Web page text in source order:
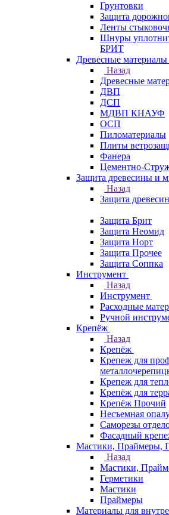
Грунтовки
Защита
Ленты
Шнуры
БРИТ
Древесные материалы
Назад
Древесные
ДВП
ДСП
МДВП КНАУФ
ОСП
Пиломатериалы
Плиты
Фанера
Цементно-
Защита древесины и
Назад
Защита
Защита Брит
Защита Неомид
Защита Норт
Защита Прочее
Защита Соппка
Инструмент
Назад
Инструмент
Расходные
Ручной
Крепёж
Назад
Крепёж
Крепеж для
Крепеж для
Крепёж для
Крепёж Прочий
Несъемная
Саморезы
Фасадный
Мастики, Праймеры,
Назад
Мастики,
Герметики
Мастики
Праймеры
Материалы для